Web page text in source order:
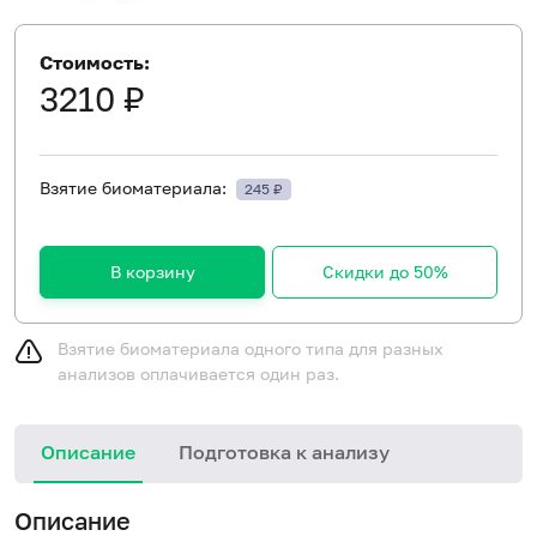
Стоимость:
3210 ₽
Взятие биоматериала: 245 ₽
В корзину Скидки до 50%
Взятие биоматериала одного типа для разных
анализов оплачивается один раз.
Описание Подготовка к анализу
Описание